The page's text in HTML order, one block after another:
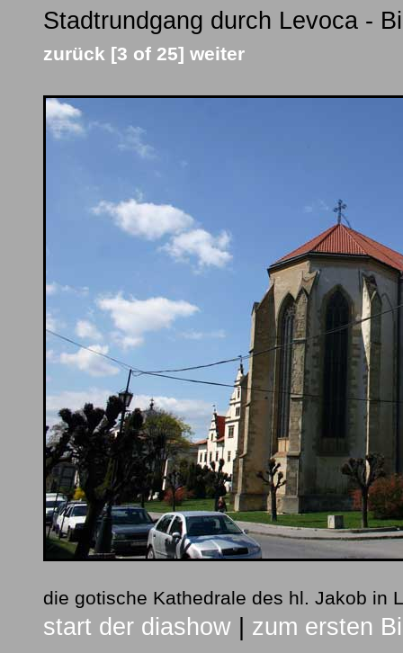
Stadtrundgang durch Levoca -
zurück [3 of 25] weiter
die gotische Kathedrale des hl. Jakob in
start der diashow zum ersten